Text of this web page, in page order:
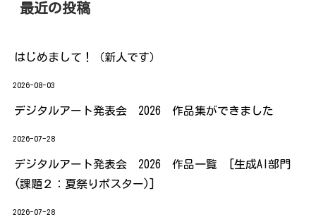
最近の投稿
はじめまして！（新人です）
2026-08-03
デジタルアート発表会 2026 作品集ができました
2026-07-28
デジタルアート発表会 2026 作品一覧 [生成AI部門
(課題２：夏祭りポスター)]
2026-07-28